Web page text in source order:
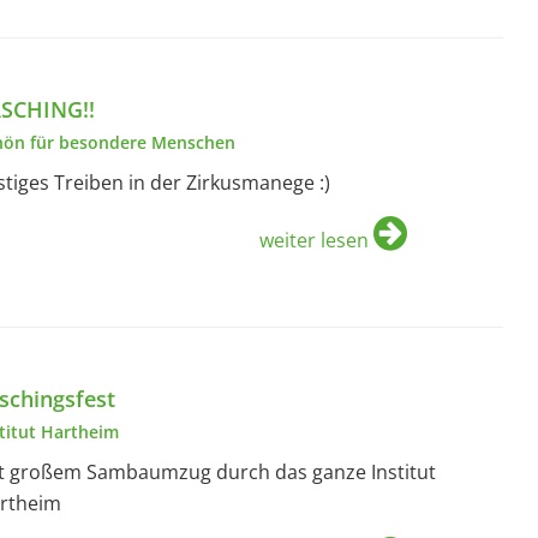
für besondere Menschen
Treiben in der Zirkusmanege :)
weiter lesen
Hartheim
großem Sambaumzug durch das ganze Institut